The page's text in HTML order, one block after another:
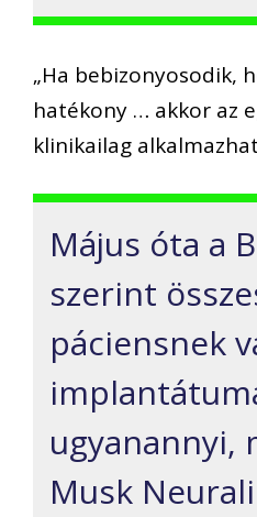
„Ha bebizonyosodik,
hatékony … akkor az
klinikailag
Május óta a
szerint
páciensnek
ugyanannyi,
Musk